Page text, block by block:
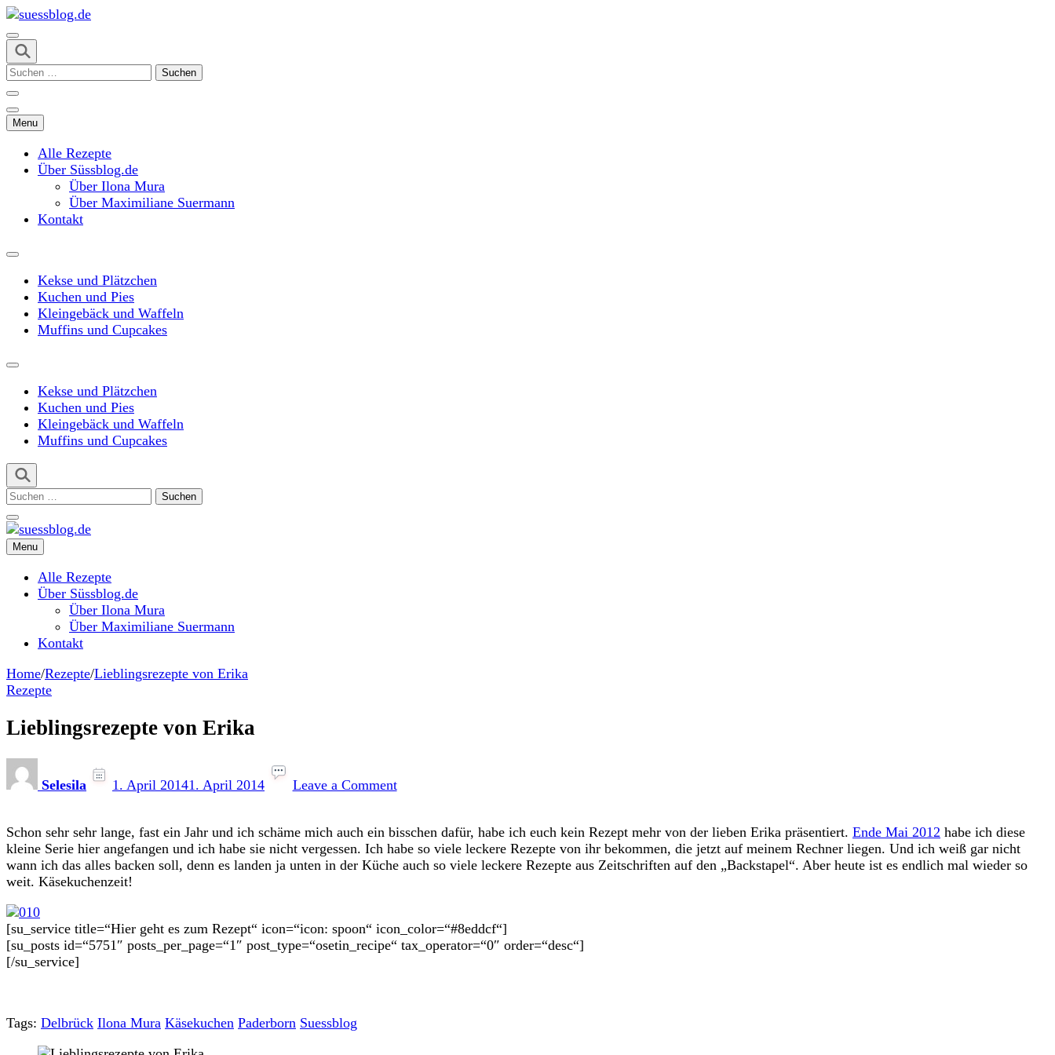
Skip
to
content
(Press
Enter)
suessblog.de
Suchen
Menu
Alle Rezepte
Über Süssblog.de
Über Ilona Mura
Über Maximiliane Suermann
Kontakt
Kekse und Plätzchen
Kuchen und Pies
Kleingebäck und Waffeln
Muffins und Cupcakes
Kekse und Plätzchen
Kuchen und Pies
Kleingebäck und Waffeln
Muffins und Cupcakes
Suchen
suessblog.de
Menu
Alle Rezepte
Über Süssblog.de
Über Ilona Mura
Über Maximiliane Suermann
Kontakt
Home/Rezepte/Lieblingsrezepte von Erika
Rezepte
Lieblingsrezepte von Erika
Selesila 1. April 20141. April 2014 Leave a CommentLieblingsrezepte
Schon sehr sehr lange, fast ein Jahr und ich schäme mich auch ein bisschen dafür, habe ich euch kein Rezept mehr von der lieben Erika präsentiert. Ende Mai 2012 habe ich diese
kleine Serie hier angefangen und ich habe sie nicht vergessen. Ich habe so viele leckere Rezepte von ihr bekommen, die jetzt auf meinem Rechner liegen. Und ich weiß gar nicht
wann ich das alles backen soll, denn es landen ja unten in der Küche auch so viele leckere Rezepte aus Zeitschriften auf den „Backstapel“. Aber heute ist es endlich mal wieder so
weit. Käsekuchenzeit!
[su_service title=“Hier geht es zum Rezept“ icon=“icon: spoon“ icon_color=“#8eddcf“]
[su_posts id=“5751″ posts_per_page=“1″ post_type=“osetin_recipe“ tax_operator=“0″ order=“desc“]
[/su_service]
Tags: Delbrück Ilona Mura Käsekuchen Paderborn Suessblog